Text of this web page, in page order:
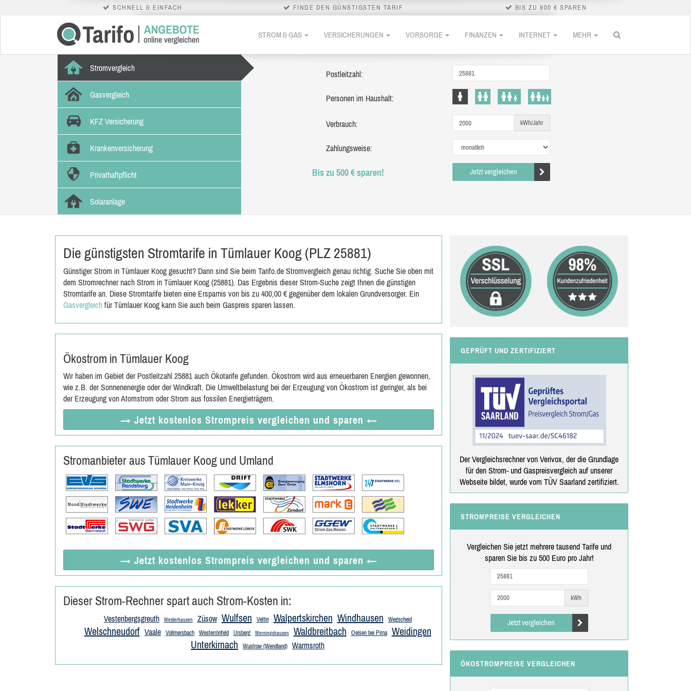
SCHNELL & EINFACH FINDE DEN GÜNSTIGSTEN TARIF BIS ZU 900 € SPAREN
STROM & GAS VERSICHERUNGEN VORSORGE FINANZEN INTERNET MEHR
Stromvergleich
Gasvergleich
KFZ Versicherung
Krankenversicherung
Privathaftpflicht
Solaranlage
Postleitzahl:
Personen im Haushalt:
Verbrauch: kWh/Jahr
Zahlungsweise:
Bis zu 500 € sparen! Jetzt vergleichen
Die günstigsten Stromtarife in Tümlauer Koog (PLZ 25881)
Günstiger Strom in Tümlauer Koog gesucht? Dann sind Sie beim Tarifo.de Stromvergleich genau richtig. Suche Sie oben mit
dem Stromrechner nach Strom in Tümlauer Koog (25881). Das Ergebnis dieser Strom-Suche zeigt Ihnen die günstigen
Stromtarife an. Diese Stromtarife bieten eine Ersparnis von bis zu 400,00 € gegenüber dem lokalen Grundversorger. Ein
Gasvergleich für Tümlauer Koog kann Sie auch beim Gaspreis sparen lassen.
Ökostrom in Tümlauer Koog
Wir haben im Gebiet der Postleitzahl 25881 auch Ökotarife gefunden. Ökostrom wird aus erneuerbaren Energien gewonnen,
wie z.B. der Sonnenenergie oder der Windkraft. Die Umweltbelastung bei der Erzeugung von Ökostrom ist geringer, als bei
der Erzeugung von Atomstrom oder Strom aus fossilen Energieträgern.
→ Jetzt kostenlos Strompreis vergleichen und sparen ←
Stromanbieter aus Tümlauer Koog und Umland
→ Jetzt kostenlos Strompreis vergleichen und sparen ←
Dieser Strom-Rechner spart auch Strom-Kosten in:
Vestenbergsgreuth Westerhausen Züsow Wulfsen Vettin Walpertskirchen Windhausen Wegscheid
Welschneudorf Vaale Vollmersbach Westerrönfeld Ursberg Werningshausen Waldbreitbach Oelsen bei Pirna
Weidingen
Unterkirnach
Wustrow (Wendland) Warmsroth
GEPRÜFT UND ZERTIFIZIERT
Der Vergleichsrechner von Verivox, der die Grundlage
für den Strom- und Gaspreisvergleich auf unserer
Webseite bildet, wurde vom TÜV Saarland zertifiziert.
STROMPREISE VERGLEICHEN
Vergleichen Sie jetzt mehrere tausend Tarife und
sparen Sie bis zu 500 Euro pro Jahr!
kWh
Jetzt vergleichen
ÖKOSTROMPREISE VERGLEICHEN